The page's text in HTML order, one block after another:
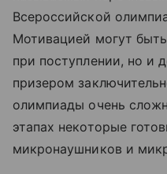
Всероссийской
Мотивацией могут
при поступлении, но и
призером
олимпиады очень
этапах некоторые
микронаушников и